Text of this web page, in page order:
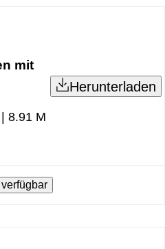
mit
8.91 M
Herunterladen